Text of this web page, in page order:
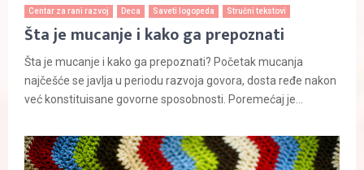
Centar za rani razvoj Deca Saveti logopeda Stručni tekstovi
Šta je mucanje i kako ga prepoznati
Šta je mucanje i kako ga prepoznati? Početak mucanja
najčešće se javlja u periodu razvoja govora, dosta ređe nakon
već konstituisane govorne sposobnosti. Poremećaj je...